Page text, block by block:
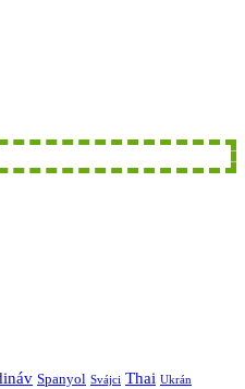
Spanyol Svájci Thai Ukrán